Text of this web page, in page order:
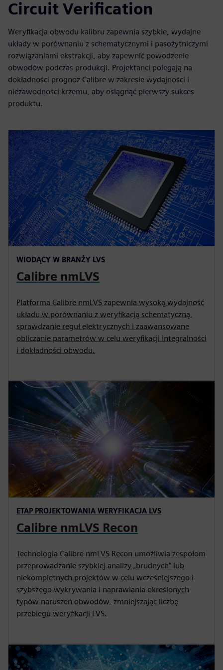
Circuit Verification
Weryfikacja obwodu kalibru zapewnia szybkie, wydajne
układy w porównaniu z schematycznymi i pasożytniczymi
rozwiązaniami ekstrakcji, aby zapewnić powodzenie
obwodów podczas produkcji. Projektanci polegają na
dokładności prognoz Calibre w zakresie wydajności i
niezawodności krzemu, aby osiągnąć pierwszy sukces
produktu.
WIODĄCY W BRANŻY LVS
Calibre nmLVS
Platforma Calibre nmLVS zapewnia wysoką wydajność
układu w porównaniu z weryfikacją schematyczną,
sprawdzanie reguł elektrycznych i zaawansowane
obliczanie parametrów w celu weryfikacji integralności
i dokładności obwodu.
ETAP PROJEKTOWANIA WERYFIKACJA LVS
Calibre nmLVS Recon
Technologia Calibre nmLVS Recon umożliwia zespołom
przeprowadzanie szybkiej analizy „brudnych” lub
niekompletnych projektów w celu wcześniejszego i
szybszego wykrywania i naprawiania określonych
typów naruszeń obwodów, zmniejszając liczbę
przebiegu weryfikacji LVS.